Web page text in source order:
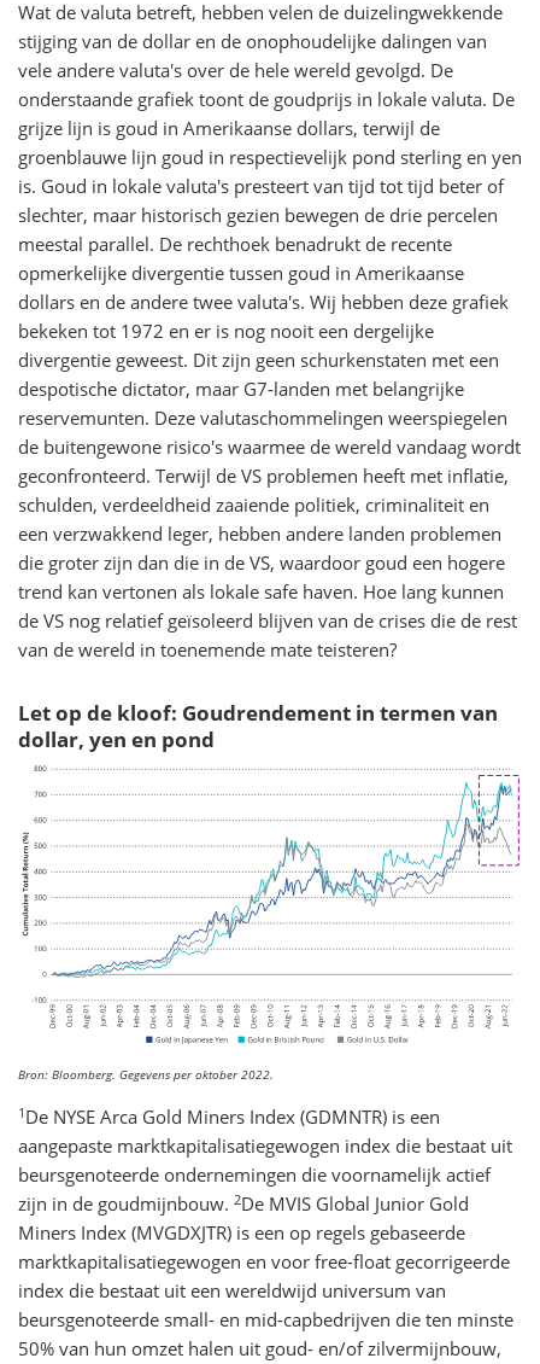
Wat de valuta betreft, hebben velen de duizelingwekkende
stijging van de dollar en de onophoudelijke dalingen van
vele andere valuta's over de hele wereld gevolgd. De
onderstaande grafiek toont de goudprijs in lokale valuta. De
grijze lijn is goud in Amerikaanse dollars, terwijl de
groenblauwe lijn goud in respectievelijk pond sterling en yen
is. Goud in lokale valuta's presteert van tijd tot tijd beter of
slechter, maar historisch gezien bewegen de drie percelen
meestal parallel. De rechthoek benadrukt de recente
opmerkelijke divergentie tussen goud in Amerikaanse
dollars en de andere twee valuta's. Wij hebben deze grafiek
bekeken tot 1972 en er is nog nooit een dergelijke
divergentie geweest. Dit zijn geen schurkenstaten met een
despotische dictator, maar G7-landen met belangrijke
reservemunten. Deze valutaschommelingen weerspiegelen
de buitengewone risico's waarmee de wereld vandaag wordt
geconfronteerd. Terwijl de VS problemen heeft met inflatie,
schulden, verdeeldheid zaaiende politiek, criminaliteit en
een verzwakkend leger, hebben andere landen problemen
die groter zijn dan die in de VS, waardoor goud een hogere
trend kan vertonen als lokale safe haven. Hoe lang kunnen
de VS nog relatief geïsoleerd blijven van de crises die de rest
van de wereld in toenemende mate teisteren?
Let op de kloof: Goudrendement in termen van
dollar, yen en pond
Bron: Bloomberg. Gegevens per oktober 2022.
1 De NYSE Arca Gold Miners Index (GDMNTR) is een
aangepaste marktkapitalisatiegewogen index die bestaat uit
beursgenoteerde ondernemingen die voornamelijk actief
zijn in de goudmijnbouw. 2De MVIS Global Junior Gold
Miners Index (MVGDXJTR) is een op regels gebaseerde
marktkapitalisatiegewogen en voor free-float gecorrigeerde
index die bestaat uit een wereldwijd universum van
beursgenoteerde small- en mid-capbedrijven die ten minste
50% van hun omzet halen uit goud- en/of zilvermijnbouw,